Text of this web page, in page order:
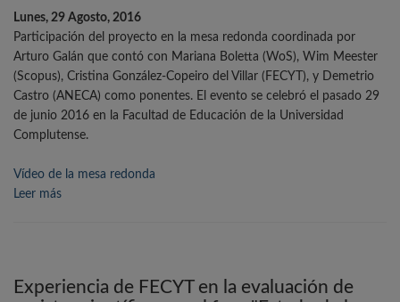
Lunes, 29 Agosto, 2016
Participación del proyecto en la mesa redonda coordinada por
Arturo Galán que contó con Mariana Boletta (WoS), Wim Meester
(Scopus), Cristina González-Copeiro del Villar (FECYT), y Demetrio
Castro (ANECA) como ponentes. El evento se celebró el pasado 29
de junio 2016 en la Facultad de Educación de la Universidad
Complutense.
Vídeo de la mesa redonda
Leer más
Experiencia de FECYT en la evaluación de